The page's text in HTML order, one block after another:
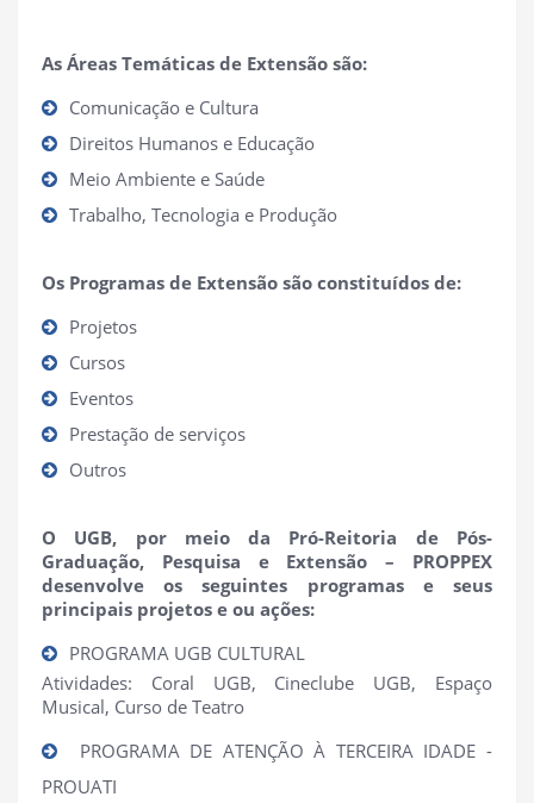
As Áreas Temáticas de Extensão são:
Comunicação e Cultura
Direitos Humanos e Educação
Meio Ambiente e Saúde
Trabalho, Tecnologia e Produção
Os Programas de Extensão são constituídos de:
Projetos
Cursos
Eventos
Prestação de serviços
Outros
O UGB, por meio da Pró-Reitoria de Pós-
Graduação, Pesquisa e Extensão – PROPPEX
desenvolve os seguintes programas e seus
principais projetos e ou ações:
PROGRAMA UGB CULTURAL
Atividades: Coral UGB, Cineclube UGB, Espaço
Musical, Curso de Teatro
PROGRAMA DE ATENÇÃO À TERCEIRA IDADE -
PROUATI